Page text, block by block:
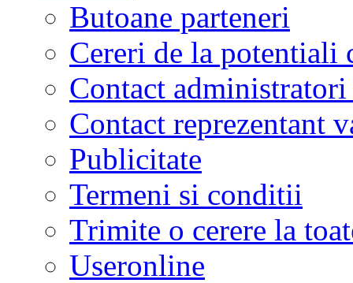
Butoane parteneri
Cereri de la potentiali
Contact
Contact reprezentant
Publicitate
Termeni si conditii
Trimite o cerere la
Useronline